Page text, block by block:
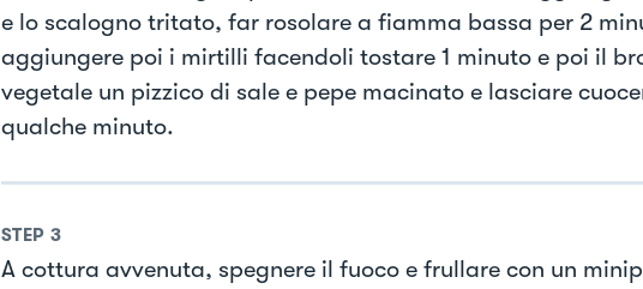
e lo scalogno tritato, far rosolare a fiamma bassa per 2
aggiungere poi i mirtilli facendoli tostare 1 minuto e poi il
vegetale un pizzico di sale e pepe macinato e lasciare
qualche minuto.
STEP 3
A cottura avvenuta, spegnere il fuoco e frullare con un